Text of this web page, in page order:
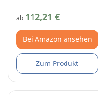
ab 112,21 €
Bei Amazon ansehen
Zum Produkt